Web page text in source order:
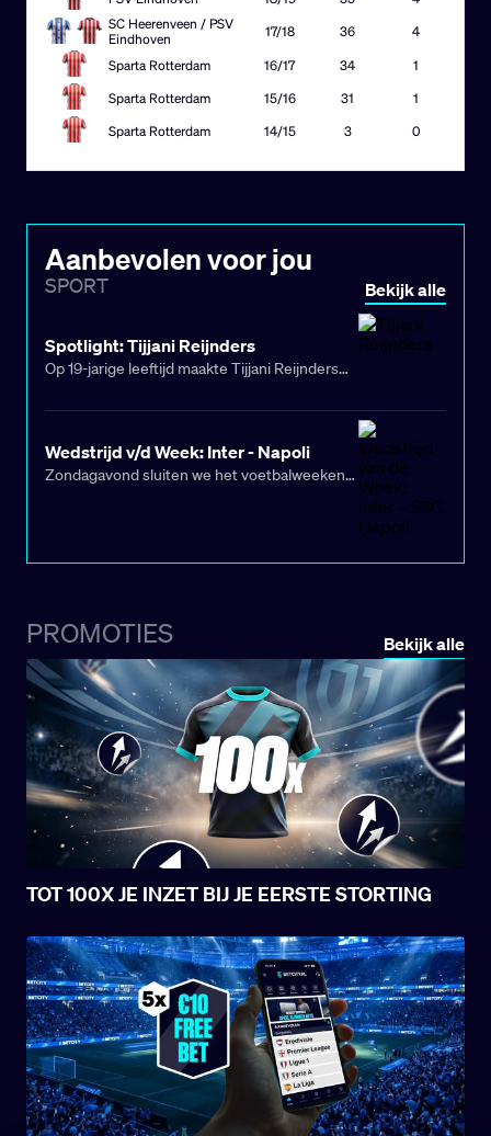
Aanbevolen voor jou
SPORT Bekijk alle
Spotlight: Tijjani Reijnders
Op 19-jarige leeftijd maakte Tijjani Reijnders
jaar later maakt de Nederlander naam in de
Serie A bij AC Milan. Wij zetten deze
laatbloeier in aanloop naar het
EK 2024in de
spotlight.
Wedstrijd v/d Week: Inter - Napoli
Zondagavond sluiten we het voetbalweekend
landstitel. Extra mooi, voor deze Italiaanse
kraker ligt er uiteraard een Free Bet klaar!
PROMOTIES Bekijk alle
TOT 100X JE INZET BIJ JE EERSTE STORTING